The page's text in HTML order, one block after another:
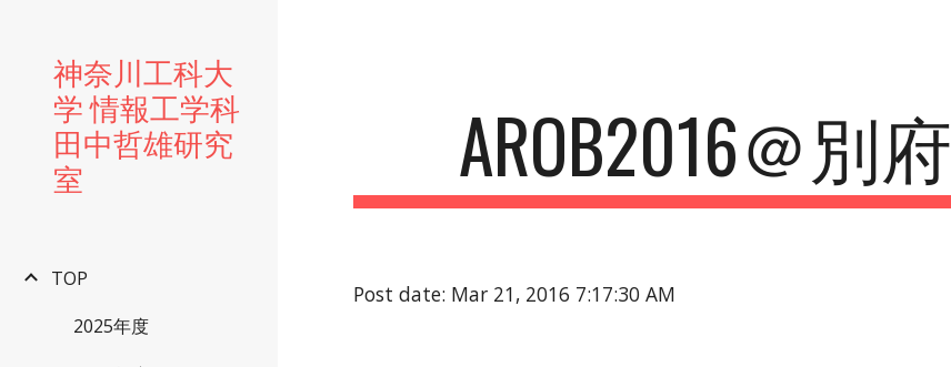
神奈川工科大
学 情報工学科
田中哲雄研究
室
TOP
2025年度
AROB2016＠別府
Post date: Mar 21, 2016 7:17:30 AM